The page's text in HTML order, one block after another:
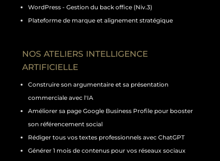
WordPress - Gestion du back office (Niv.3)
Plateforme de marque et alignement stratégique
NOS ATELIERS INTELLIGENCE
ARTIFICIELLE
Construire son argumentaire et sa présentation
commerciale avec l'IA
Améliorer sa page Google Business Profile pour booster
son référencement social
Rédiger tous vos textes professionnels avec ChatGPT
Générer 1 mois de contenus pour vos réseaux sociaux